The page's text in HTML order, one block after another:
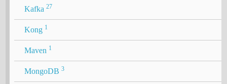
Kafka 27
Kong 1
Maven 1
MongoDB 3